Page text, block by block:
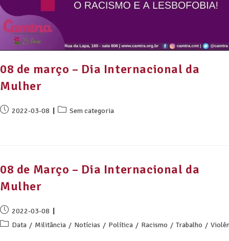
08 de março – Dia Internacional da
Mulher
2022-03-08 Sem categoria
08 de Março – Dia Internacional da
Mulher
2022-03-08
Data / Militância / Notícias / Política / Racismo / Trabalho /